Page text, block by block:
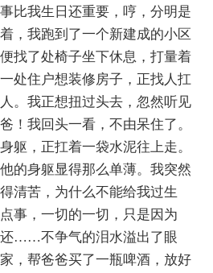
比我生日还重要，哼，分明是
，我跑到了一个新建成的小区
找了处椅子坐下休息，打量着
处住户想装修房子，正找人扛
。我正想扭过头去，忽然听见
我回头一看，不由呆住了。
躯，正扛着一袋水泥往上走。
的身躯显得那么单薄。我突然
清苦，为什么不能给我过生
事，一切的一切，只是因为
……不争气的泪水溢出了眼
，帮爸爸买了一瓶啤酒，放好